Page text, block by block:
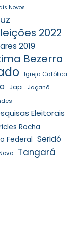
Novos
2022
2019
Bezerra
Igreja Católica
Japi Jaçanã
Eleitorais
Rocha
Federal Seridó
Tangará